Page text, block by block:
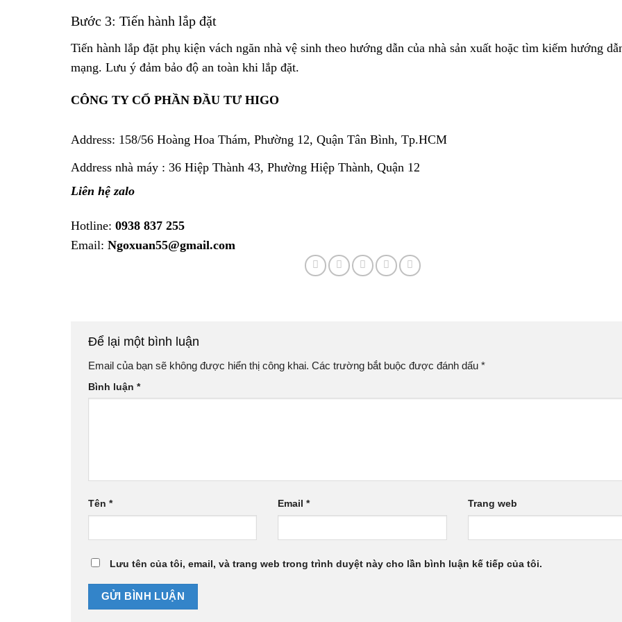
Bước 3: Tiến hành lắp đặt
Tiến hành lắp đặt phụ kiện vách ngăn nhà vệ sinh theo hướng dẫn của nhà sản xuất hoặc tìm kiếm hướng
mạng. Lưu ý đảm bảo độ an toàn khi lắp đặt.
CÔNG TY CỔ PHẦN ĐẦU TƯ HIGO
Address: 158/56 Hoàng Hoa Thám, Phường 12, Quận Tân Bình, Tp.HCM
Address nhà máy : 36 Hiệp Thành 43, Phường Hiệp Thành, Quận 12
Liên hệ zalo
Hotline: 0938 837 255
Email: Ngoxuan55@gmail.com
Để lại một bình luận
Email của bạn sẽ không được hiển thị công khai. Các trường bắt buộc được đánh dấu *
Bình luận *
Tên * Email* Trang web
Lưu tên của tôi, email, và trang web trong trình duyệt này cho lần bình luận kế tiếp của tôi.